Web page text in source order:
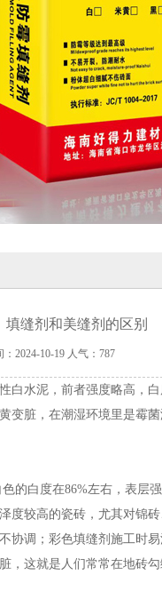
填缝剂和美缝剂的区别
：2024-10-19人气：787
水泥，前者强度略高，
变脏，在潮湿环境里是霉
白度在86%左右，表层
度较高的瓷砖，尤其对锦
协调；彩色填缝剂施工时
，这就是人们常常在地砖